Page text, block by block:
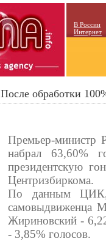
В России
Интернет
После обработки
Премьер-министр
набрал 63,60%
президентскую
Центризбиркома.
По данным ЦИК,
самовыдвиженца
Жириновский -
- 3,85% голосов.